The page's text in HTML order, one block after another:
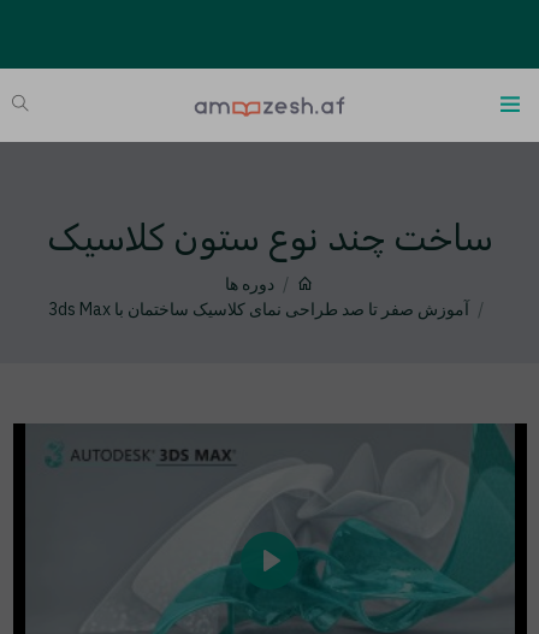
ساخت چند نوع ستون کلاسیک
دوره ها
آموزش صفر تا صد طراحی نمای کلاسیک ساختمان با 3ds Max